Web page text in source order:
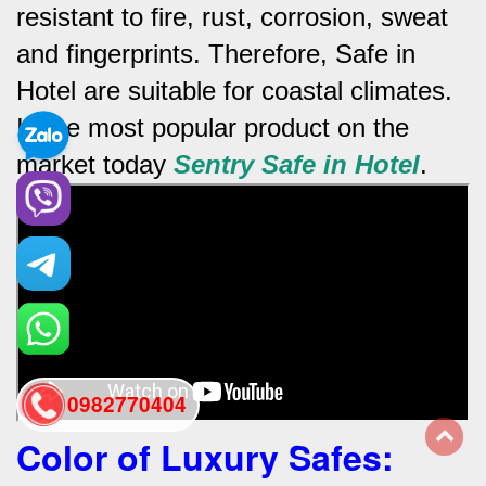
resistant to fire, rust, corrosion, sweat
and fingerprints. Therefore, Safe in
Hotel are suitable for coastal climates.
Is the most popular product on the
market today Sentry Safe in Hotel.
Color of Luxury Safes:
0982770404